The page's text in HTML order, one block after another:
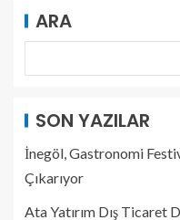
ARA
SON YAZILAR
İnegöl, Gastronomi
Çıkarıyor
Ata Yatırım Dış Ticaret